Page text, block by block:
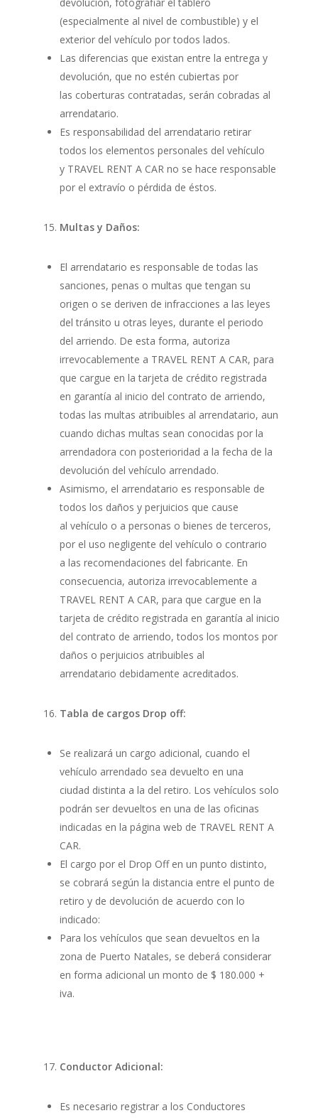
(especialmente al nivel de combustible) y el
exterior del vehículo por todos lados.
Las diferencias que existan entre la entrega y
devolución, que no estén cubiertas por
las coberturas contratadas, serán cobradas al
arrendatario.
Es responsabilidad del arrendatario retirar
todos los elementos personales del vehículo
y TRAVEL RENT A CAR no se hace responsable
por el extravío o pérdida de éstos.
Multas y Daños:
El arrendatario es responsable de todas las
sanciones, penas o multas que tengan su
origen o se deriven de infracciones a las leyes
del tránsito u otras leyes, durante el periodo
del arriendo. De esta forma, autoriza
irrevocablemente a TRAVEL RENT A CAR, para
que cargue en la tarjeta de crédito registrada
en garantía al inicio del contrato de arriendo,
todas las multas atribuibles al arrendatario, aun
cuando dichas multas sean conocidas por la
arrendadora con posterioridad a la fecha de la
devolución del vehículo arrendado.
Asimismo, el arrendatario es responsable de
todos los daños y perjuicios que cause
al vehículo o a personas o bienes de terceros,
por el uso negligente del vehículo o contrario
a las recomendaciones del fabricante. En
consecuencia, autoriza irrevocablemente a
TRAVEL RENT A CAR, para que cargue en la
tarjeta de crédito registrada en garantía al inicio
del contrato de arriendo, todos los montos por
daños o perjuicios atribuibles al
arrendatario debidamente acreditados.
Tabla de cargos Drop off:
Se realizará un cargo adicional, cuando el
vehículo arrendado sea devuelto en una
ciudad distinta a la del retiro. Los vehículos solo
podrán ser devueltos en una de las oficinas
indicadas en la página web de TRAVEL RENT A
CAR.
El cargo por el Drop Off en un punto distinto,
se cobrará según la distancia entre el punto de
retiro y de devolución de acuerdo con lo
indicado:
Para los vehículos que sean devueltos en la
zona de Puerto Natales, se deberá considerar
en forma adicional un monto de $ 180.000 +
iva.
Conductor Adicional:
Es necesario registrar a los Conductores